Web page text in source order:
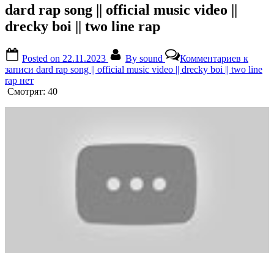
dard rap song || official music video ||
drecky boi || two line rap
Posted on 22.11.2023 By sound Комментариев к
записи dard rap song || official music video || drecky boi || two line
rap нет
Смотрят: 40